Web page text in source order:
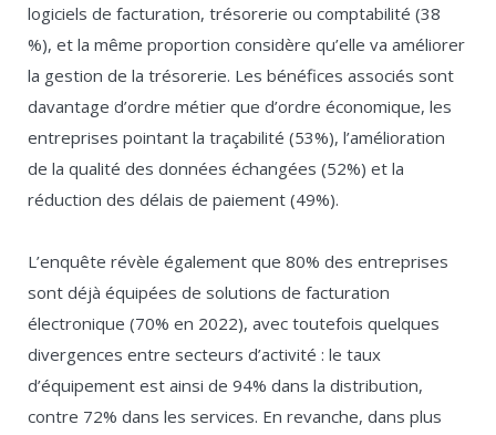
logiciels de facturation, trésorerie ou comptabilité (38
%), et la même proportion considère qu’elle va améliorer
la gestion de la trésorerie. Les bénéfices associés sont
davantage d’ordre métier que d’ordre économique, les
entreprises pointant la traçabilité (53%), l’amélioration
de la qualité des données échangées (52%) et la
réduction des délais de paiement (49%).
L’enquête révèle également que 80% des entreprises
sont déjà équipées de solutions de facturation
électronique (70% en 2022), avec toutefois quelques
divergences entre secteurs d’activité : le taux
d’équipement est ainsi de 94% dans la distribution,
contre 72% dans les services. En revanche, dans plus